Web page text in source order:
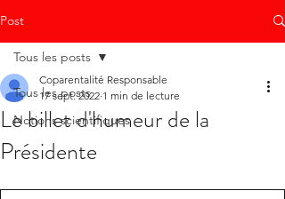
Post
Tous les posts
Notions scientifiques
Tous les posts
Le billet d'humeur de la
Présidente
Coparentalité Responsable
17 sept. 2022 1 min de lecture